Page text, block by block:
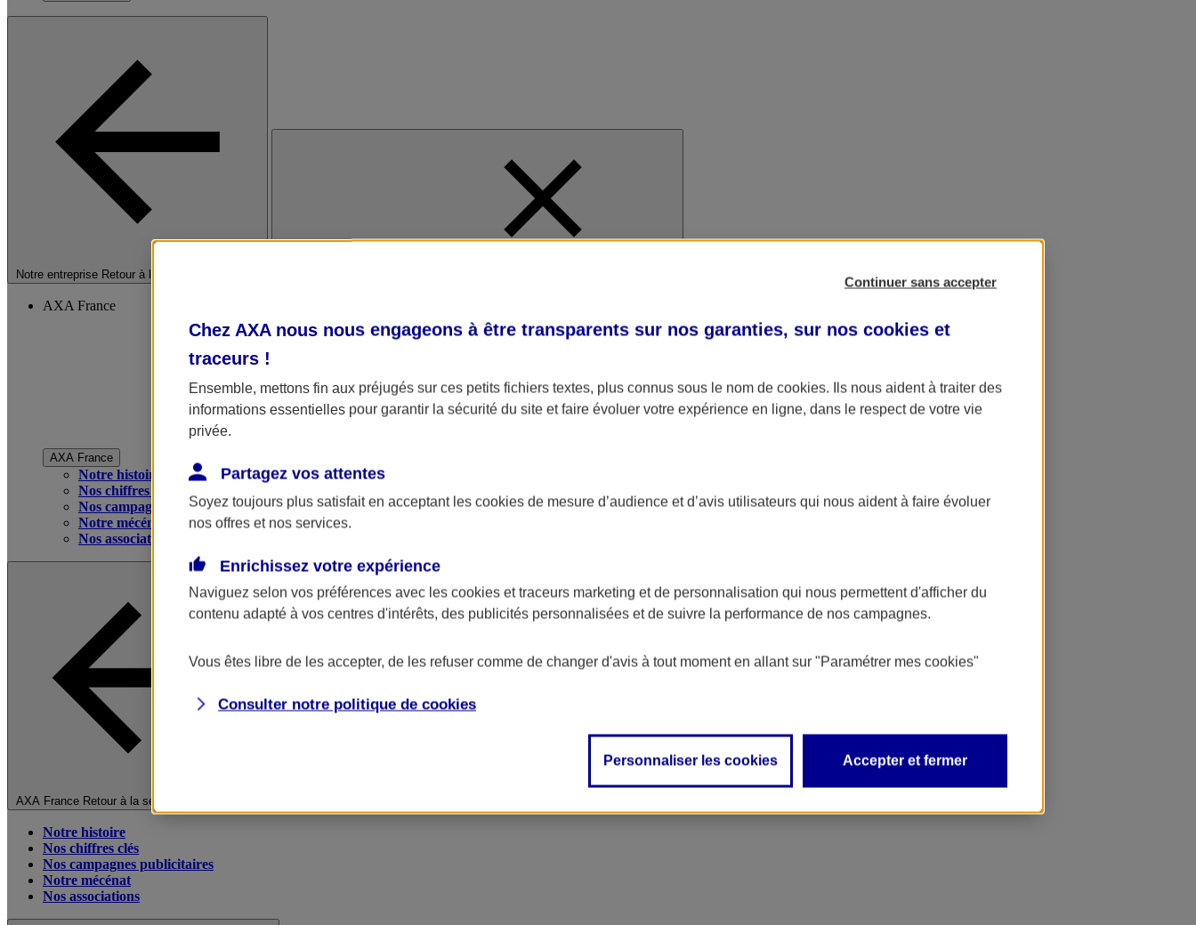
Notre entreprise Retour à la section précédente
AXA France
AXA France
Notre histoire
Nos chiffres clés
Nos campagnes publicitaires
Notre mécénat
Nos associations
AXA France Retour à la section précédente
Notre histoire
Nos chiffres clés
Nos campagnes publicitaires
Notre mécénat
Nos associations
Continuer sans accepter
Chez AXA nous nous engageons à être transparents sur nos garanties, sur nos cookies et
traceurs !
Ensemble, mettons fin aux préjugés sur ces petits fichiers textes, plus connus sous le nom de cookies. Ils nous aident à traiter des
informations essentielles pour garantir la sécurité du site et faire évoluer votre expérience en ligne, dans le respect de votre vie
privée.
Partagez vos attentes
Soyez toujours plus satisfait en acceptant les cookies de mesure d’audience et d’avis utilisateurs qui nous aident à faire évoluer
nos offres et nos services.
Enrichissez votre expérience
Naviguez selon vos préférences avec les cookies et traceurs marketing et de personnalisation qui nous permettent d'afficher du
contenu adapté à vos centres d'intérêts, des publicités personnalisées et de suivre la performance de nos campagnes.
Vous êtes libre de les accepter, de les refuser comme de changer d'avis à tout moment en allant sur "Paramétrer mes cookies"
Consulter notre politique de cookies
Personnaliser les cookies Accepter et fermer